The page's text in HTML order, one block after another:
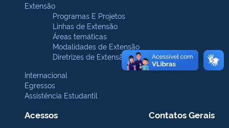
Extensão
Programas E Projetos
Linhas de Extensão
Áreas temáticas
Modalidades de Extensão
Diretrizes de Extensão
Internacional
Egressos
Assistência Estudantil
Acessos Contatos Gerais